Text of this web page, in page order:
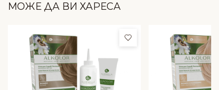
МОЖЕ ДА ВИ ХАРЕСА
Добави в любими